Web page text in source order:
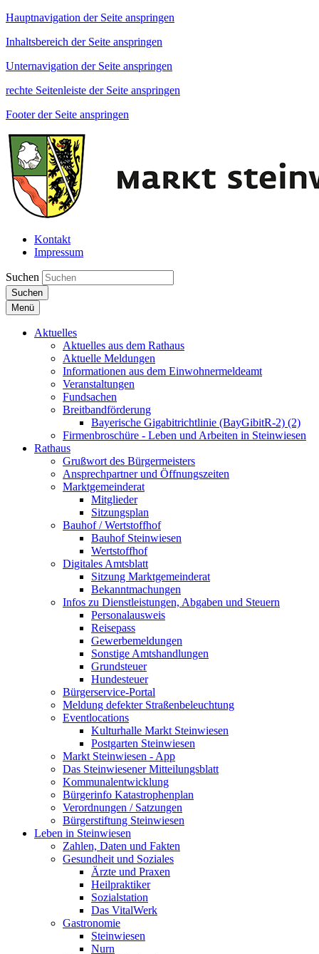
Hauptnavigation der Seite anspringen
Inhaltsbereich der Seite anspringen
Unternavigation der Seite anspringen
rechte Seitenleiste der Seite anspringen
Footer der Seite anspringen
Kontakt
Impressum
Suchen
Suchen
Menü
Aktuelles
Aktuelles aus dem Rathaus
Aktuelle Meldungen
Informationen aus dem Einwohnermeldeamt
Veranstaltungen
Fundsachen
Breitbandförderung
Bayerische Gigabitrichtlinie (BayGibitR-2) (2)
Firmenbroschüre - Leben und Arbeiten in Steinwiesen
Rathaus
Grußwort des Bürgermeisters
Ansprechpartner und Öffnungszeiten
Marktgemeinderat
Mitglieder
Sitzungsplan
Bauhof / Wertstoffhof
Bauhof Steinwiesen
Wertstoffhof
Digitales Amtsblatt
Sitzung Marktgemeinderat
Bekanntmachungen
Infos zu Dienstleistungen, Abgaben und Steuern
Personalausweis
Reisepass
Gewerbemeldungen
Sonstige Amtshandlungen
Grundsteuer
Hundesteuer
Bürgerservice-Portal
Meldung defekter Straßenbeleuchtung
Eventlocations
Kulturhalle Markt Steinwiesen
Postgarten Steinwiesen
Markt Steinwiesen - App
Das Steinwiesener Mitteilungsblatt
Kommunalentwicklung
Bürgerinfo Katastrophenplan
Verordnungen / Satzungen
Bürgerstiftung Steinwiesen
Leben in Steinwiesen
Zahlen, Daten und Fakten
Gesundheit und Soziales
Ärzte und Praxen
Heilpraktiker
Sozialstation
Das VitalWerk
Gastronomie
Steinwiesen
Nurn